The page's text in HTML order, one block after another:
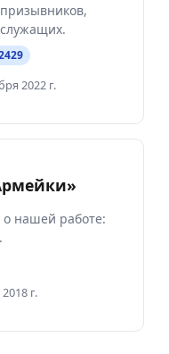
2022 г.
о нашей работе:
г.